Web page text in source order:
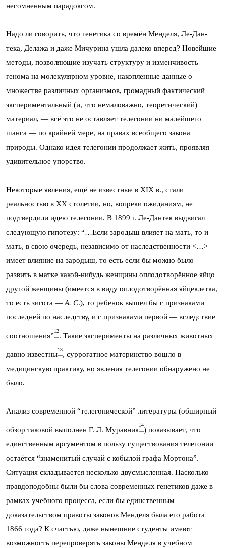
несомненным парадоксом.
Надо ли говорить, что генетика со времён Менделя, Ле-Дан­
тека, Делажа и даже Мичурина ушла далеко вперед? Новейшие
методы, позволяющие изучать структуру и изменчивость
генома на молекулярном уровне, накопленные данные о
множестве различных организмов, громадный фактический
экспериментальный (и, что немаловажно, теоретический)
материал, — всё это не оставляет телегонии ни малейшего
шанса — по крайней мере, на правах всеобщего закона
природы. Однако идея телегонии продолжает жить, проявляя
удивительное упор­ство.
Некоторые явления, ещё не известные в XIX в., стали
реальностью в XX столетии, но, вопреки ожиданиям, не
подтвердили идею телегонии. В 1899 г. Ле-Дантек выдвигал
следующую гипотезу: “…Если зародыш влияет на мать, то и
мать, в свою очередь, независимо от наследственности <…>
имеет влияние на зародыш, то есть если бы можно было
развить в матке какой-нибудь женщины оплодотворённое яйцо
другой женщины (имеется в виду оплодотворённая яйцеклетка,
то есть зигота — А. С.), то ребенок вышел бы с признаками
последней по наследству, и с признаками первой — вследствие
соотношения”
12
. Такие эксперименты на различных животных
давно известны
13
, суррогатное материнство вошло в
медицинскую практику, но явления телегонии обнаружено не
было.
Анализ современной “телегонической” литературы (обшир­ный
обзор таковой выполнен Г. Л. Муравник
14
) показывает, что
единственным аргументом в пользу существования телегонии
остаётся “знаменитый случай с кобылой графа Мортона”.
Ситуация складывается несколько двусмысленная. Насколько
правдоподобны были бы слова современных генетиков даже в
рамках учебного процесса, если бы единственным
доказательством правоты законов Менделя была его работа
1866 года? К счастью, даже нынешние студенты имеют
возможность перепроверять законы Менделя в учебном